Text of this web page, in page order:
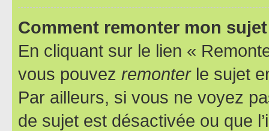
Comment remonter mon
En cliquant sur le lien «
vous pouvez remonterle sujet
Par ailleurs, si vous ne voyez
de sujet est désactivée ou que